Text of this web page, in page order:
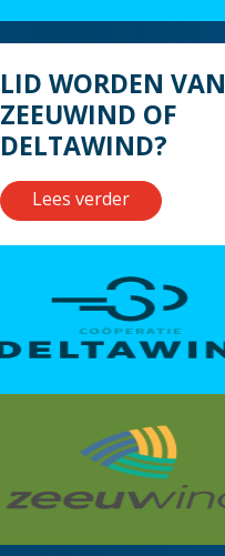
LID WORDEN VAN
ZEEUWIND OF
DELTAWIND?
Lees verder